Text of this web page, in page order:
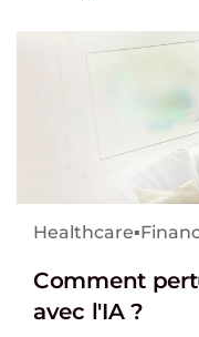
Healthcare▪
Comment
avec l'IA ?